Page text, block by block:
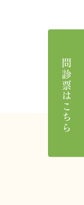
問診票はこちら